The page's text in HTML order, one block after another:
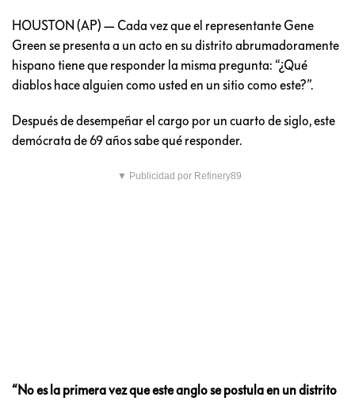
HOUSTON (AP) — Cada vez que el representante Gene
Green se presenta a un acto en su distrito abrumadoramente
hispano tiene que responder la misma pregunta: “¿Qué
diablos hace alguien como usted en un sitio como este?”.
Después de desempeñar el cargo por un cuarto de siglo, este
demócrata de 69 años sabe qué responder.
▼ Publicidad por Refinery89
“No es la primera vez que este anglo se postula en un distrito